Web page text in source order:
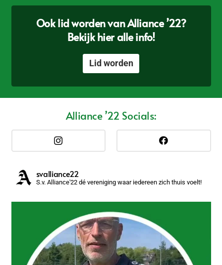
Ook lid worden van Alliance ’22?
Bekijk hier alle info!
Lid worden
Alliance ’22 Socials:
svalliance22
S.v. Alliance'22 dé vereniging waar iedereen zich thuis voelt!